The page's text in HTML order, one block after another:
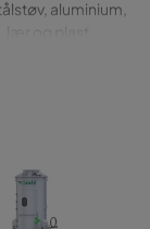
aluminium,
som vanligvis
kanal,
opp væsken til
blandes